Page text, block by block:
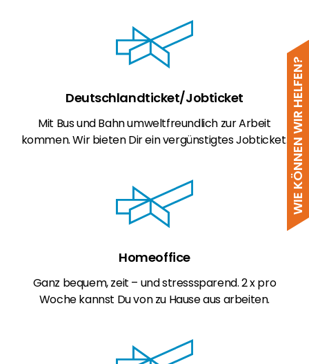
WIE KÖNNEN WIR HELFEN?
Deutschlandticket/Jobticket
Mit Bus und Bahn umweltfreundlich zur Arbeit
kommen. Wir bieten Dir ein vergünstigtes Jobticket.
Homeoffice
Ganz bequem, zeit – und stresssparend. 2 x pro
Woche kannst Du von zu Hause aus arbeiten.